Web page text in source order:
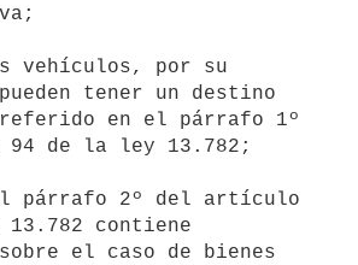
tener un destino
en el párrafo 1º
de la ley 13.782;
contiene
el caso de bienes